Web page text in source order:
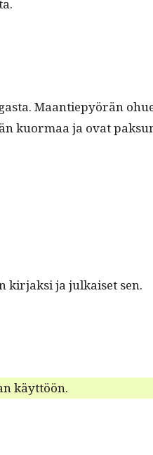
Maantiepyörän
kuor­maa ja ovat
kir­jak­si ja julkaiset sen.
käyttöön.